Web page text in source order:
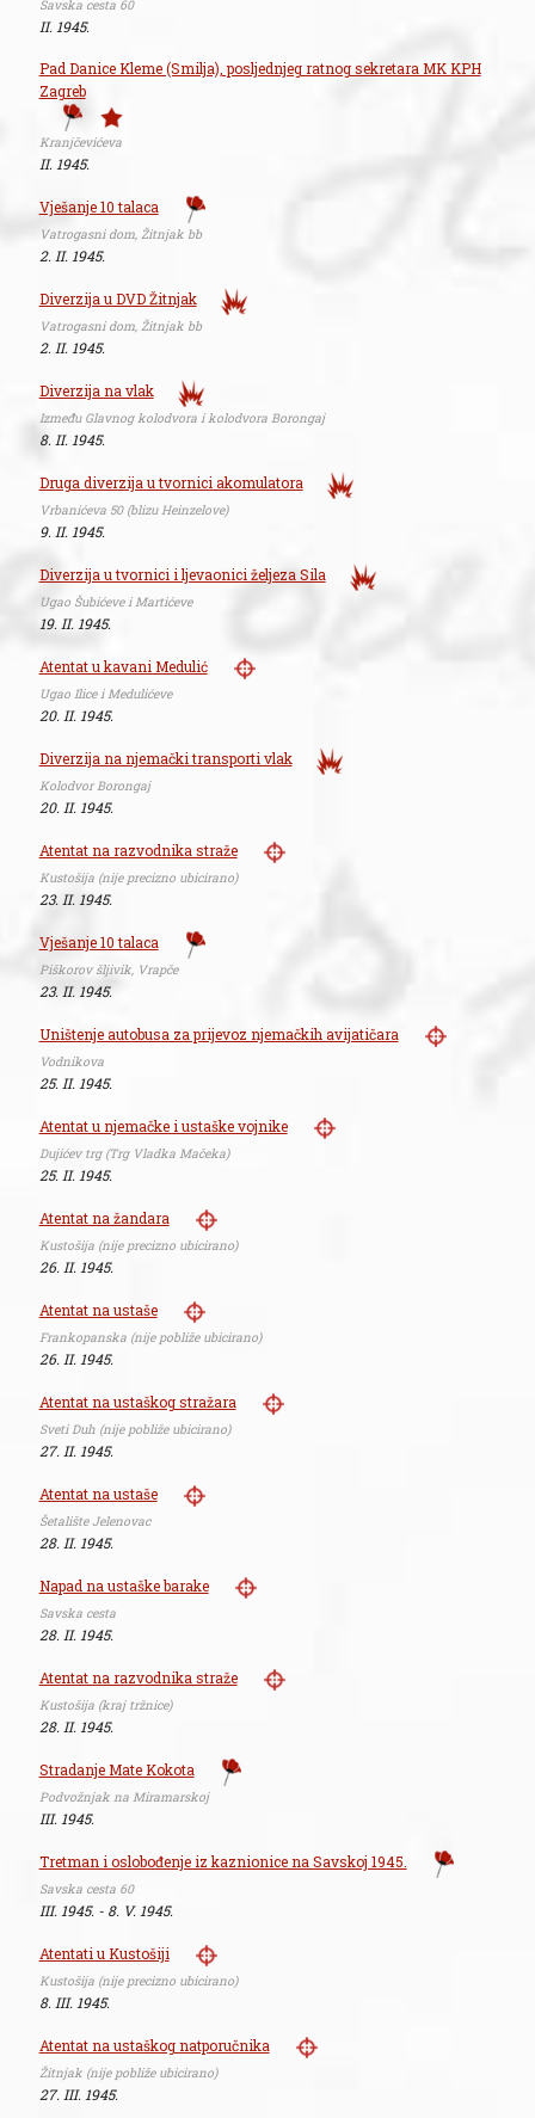
Savska cesta 60
II. 1945.
Pad Danice Kleme (Smilja), posljednjeg ratnog sekretara MK KPH
Zagreb
Kranjčevićeva
II. 1945.
Vješanje 10 talaca
Vatrogasni dom, Žitnjak bb
2. II. 1945.
Diverzija u DVD Žitnjak
Vatrogasni dom, Žitnjak bb
2. II. 1945.
Diverzija na vlak
Između Glavnog kolodvora i kolodvora Borongaj
8. II. 1945.
Druga diverzija u tvornici akomulatora
Vrbanićeva 50 (blizu Heinzelove)
9. II. 1945.
Diverzija u tvornici i ljevaonici željeza Sila
Ugao Šubićeve i Martićeve
19. II. 1945.
Atentat u kavani Medulić
Ugao Ilice i Medulićeve
20. II. 1945.
Diverzija na njemački transporti vlak
Kolodvor Borongaj
20. II. 1945.
Atentat na razvodnika straže
Kustošija (nije precizno ubicirano)
23. II. 1945.
Vješanje 10 talaca
Piškorov šljivik, Vrapče
23. II. 1945.
Uništenje autobusa za prijevoz njemačkih avijatičara
Vodnikova
25. II. 1945.
Atentat u njemačke i ustaške vojnike
Dujićev trg (Trg Vladka Mačeka)
25. II. 1945.
Atentat na žandara
Kustošija (nije precizno ubicirano)
26. II. 1945.
Atentat na ustaše
Frankopanska (nije pobliže ubicirano)
26. II. 1945.
Atentat na ustaškog stražara
Sveti Duh (nije pobliže ubicirano)
27. II. 1945.
Atentat na ustaše
Šetalište Jelenovac
28. II. 1945.
Napad na ustaške barake
Savska cesta
28. II. 1945.
Atentat na razvodnika straže
Kustošija (kraj tržnice)
28. II. 1945.
Stradanje Mate Kokota
Podvožnjak na Miramarskoj
III. 1945.
Tretman i oslobođenje iz kaznionice na Savskoj 1945.
Savska cesta 60
III. 1945. - 8. V. 1945.
Atentati u Kustošiji
Kustošija (nije precizno ubicirano)
8. III. 1945.
Atentat na ustaškog natporučnika
Žitnjak (nije pobliže ubicirano)
27. III. 1945.